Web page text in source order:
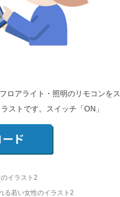
ロアライト・照明のリモコンをス
ストです。スイッチ「ON」
イラスト2
る若い女性のイラスト2